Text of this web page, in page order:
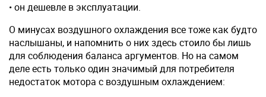
• он дешевле в эксплуатации.
О минусах воздушного охлаждения все тоже как будто
наслышаны, и напомнить о них здесь стоило бы лишь
для соблюдения баланса аргументов. Но на самом
деле есть только один значимый для потребителя
недостаток мотора с воздушным охлаждением: